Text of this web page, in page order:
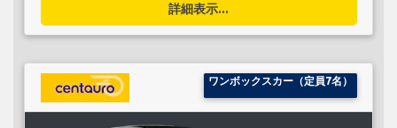
詳細表示...
ワンボックスカー（定員7名）